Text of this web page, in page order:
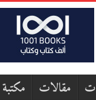
مقالات